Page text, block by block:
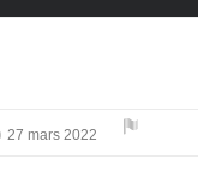
27 mars 2022